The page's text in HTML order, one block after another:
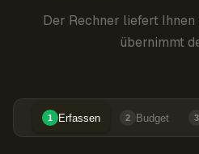
Der Rechner liefert
übernimmt
1 Erfassen 2 Budget 3